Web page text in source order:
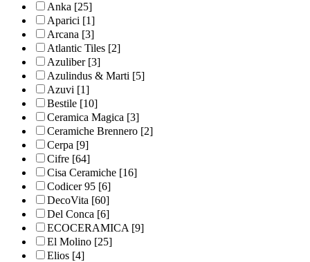
Anka [25]
Aparici [1]
Arcana [3]
Atlantic Tiles [2]
Azuliber[3]
Azulindus & Marti [5]
Azuvi [1]
Bestile [10]
Ceramica Magica [3]
Ceramiche Brennero [2]
Cerpa [9]
Cifre [64]
Cisa Ceramiche [16]
Codicer 95 [6]
DecoVita [60]
Del Conca [6]
ECOCERAMICA[9]
El Molino [25]
Elios [4]